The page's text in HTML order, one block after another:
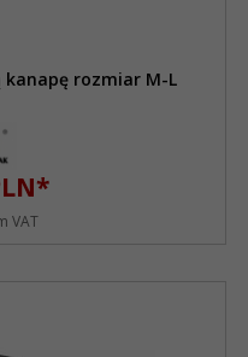
kanapę rozmiar M-L
VAT